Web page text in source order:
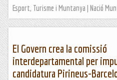
Esport, Turisme i Muntanya | Nació
El Govern crea la comissió
interdepartamental per
candidatura Pirineus-